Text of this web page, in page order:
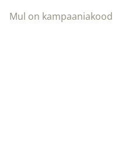
Mul on kampaaniakood